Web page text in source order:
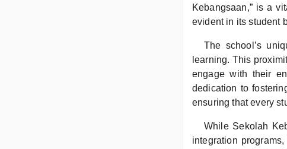
Kebangsaan,” is a
evident in its student
The school’s
learning. This
engage with their
dedication to
ensuring that every
While Sekolah
integration